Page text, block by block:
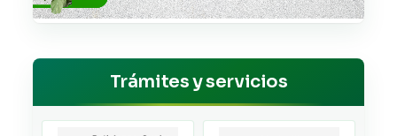
Trámites y servicios